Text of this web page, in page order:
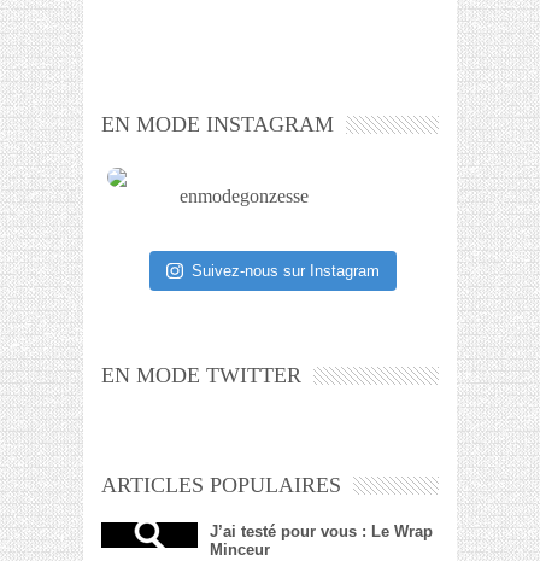
EN MODE INSTAGRAM
enmodegonzesse
Suivez-nous sur Instagram
EN MODE TWITTER
ARTICLES POPULAIRES
J’ai testé pour vous : Le Wrap
Minceur